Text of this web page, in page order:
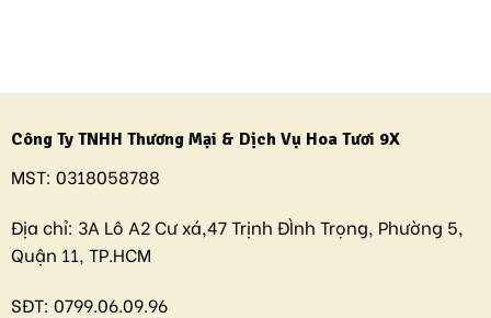
Công Ty TNHH Thương Mại & Dịch Vụ Hoa Tươi 9X
MST: 0318058788
Địa chỉ: 3A Lô A2 Cư xá,47 Trịnh ĐÌnh Trọng, Phường 5,
Quận 11, TP.HCM
SĐT: 0799.06.09.96